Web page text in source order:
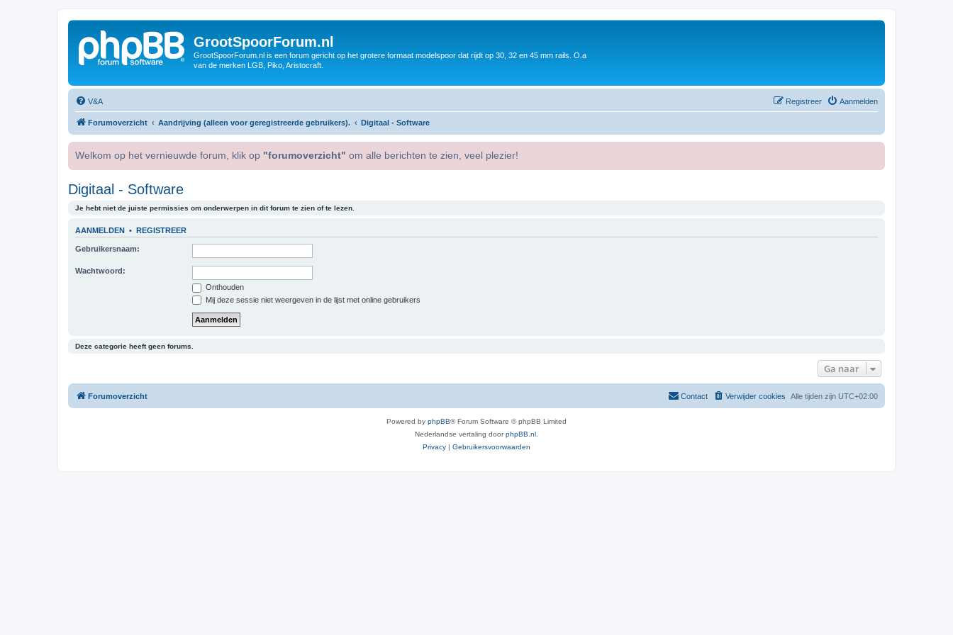
GrootSpoorForum.nl
GrootSpoorForum.nl is een forum gericht op het grotere formaat modelspoor dat rijdt op 30, 32 en 45 mm rails. O.a
van de merken LGB, Piko, Aristocraft.
V&A Aanmelden
Registreer
Forumoverzicht Aandrijving (alleen voor geregistreerde gebruikers). Digitaal - Software
Welkom op het vernieuwde forum, klik op "forumoverzicht" om alle berichten te zien, veel plezier!
Digitaal - Software
Je hebt niet de juiste permissies om onderwerpen in dit forum te zien of te lezen.
AANMELDEN • REGISTREER
Gebruikersnaam:
Wachtwoord:
Onthouden
Mij deze sessie niet weergeven in de lijst met online gebruikers
Deze categorie heeft geen forums.
Ga naar
Forumoverzicht Alle tijden zijn UTC+02:00
Verwijder cookies
Contact
Powered by phpBB® Forum Software © phpBB Limited
Nederlandse vertaling doorphpBB.nl.
Privacy | Gebruikersvoorwaarden